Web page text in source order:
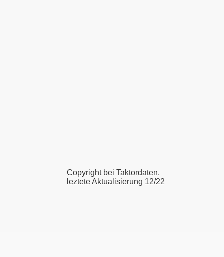
Copyright bei Taktordaten,
leztete Aktualisierung 12/22